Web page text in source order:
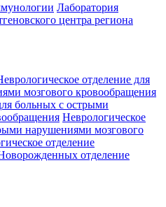
Лаборатория
центра региона
отделение для
мозгового кровообращения
больных с острыми
Неврологическое
нарушениями мозгового
отделение
отделение